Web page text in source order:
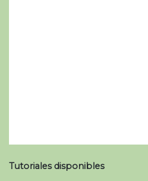
Tutoriales disponibles